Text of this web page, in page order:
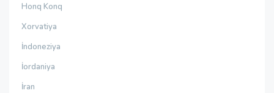
Honq Konq
Xorvatiya
İndoneziya
İordaniya
İran